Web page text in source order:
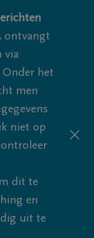
ontvangt
via
Onder het
men
niet op
dit te
en
uit te